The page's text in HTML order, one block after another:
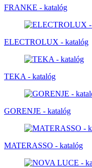
FRANKE - katalóg
ELECTROLUX - katalóg
TEKA - katalóg
GORENJE - katalóg
MATERASSO - katalóg